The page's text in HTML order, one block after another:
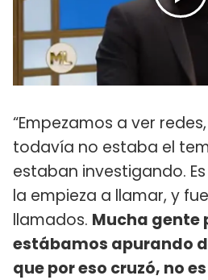
“Empezamos a ver
todavía no estaba el
estaban investigando.
la empieza a llamar, y
llamados. Mucha gente
estábamos apurando
que por eso cruzó, no